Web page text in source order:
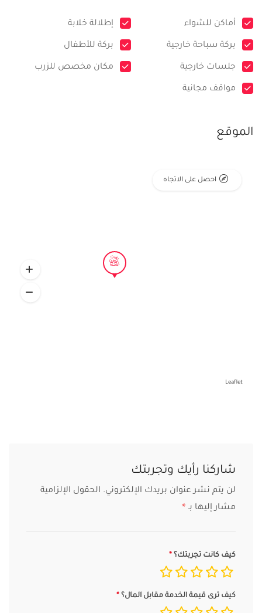
أماكن للشواء إطلالة خلابة
بركة سباحة خارجية بركة للأطفال
جلسات خارجية مكان مخصص للزرب
مواقف مجانية
الموقع
Leaflet
احصل على الاتجاه
شاركنا رأيك وتجربتك
لن يتم نشر عنوان بريدك الإلكتروني. الحقول الإلزامية
مشار إليها بـ *
كيف كانت تجربتك؟
كيف ترى قيمة الخدمة مقابل المال؟